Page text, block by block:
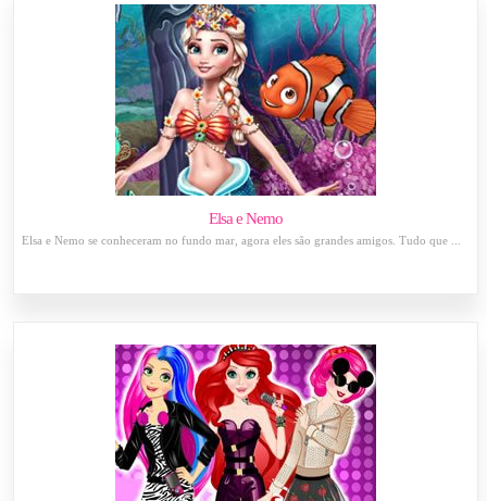
Elsa e Nemo
Elsa e Nemo se conheceram no fundo mar, agora eles são grandes amigos. Tudo que ...